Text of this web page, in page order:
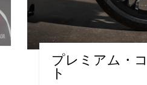
プレミアム・
ト